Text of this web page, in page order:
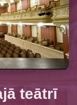
teātrī